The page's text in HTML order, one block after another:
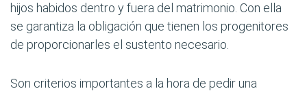
hijos habidos dentro y fuera del matrimonio. Con ella
se garantiza la obligación que tienen los progenitores
de proporcionarles el sustento necesario.
Son criterios importantes a la hora de pedir una